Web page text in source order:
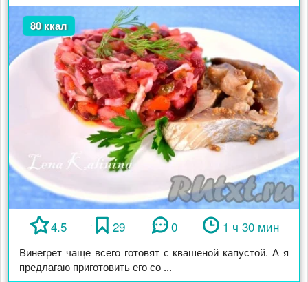
80 ккал
4.5 29 0 1 ч 30 мин
Винегрет чаще всего готовят с квашеной капустой. А я
предлагаю приготовить его со ...